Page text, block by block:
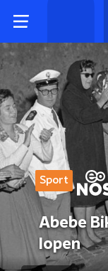
Sport
Abebe
lopen